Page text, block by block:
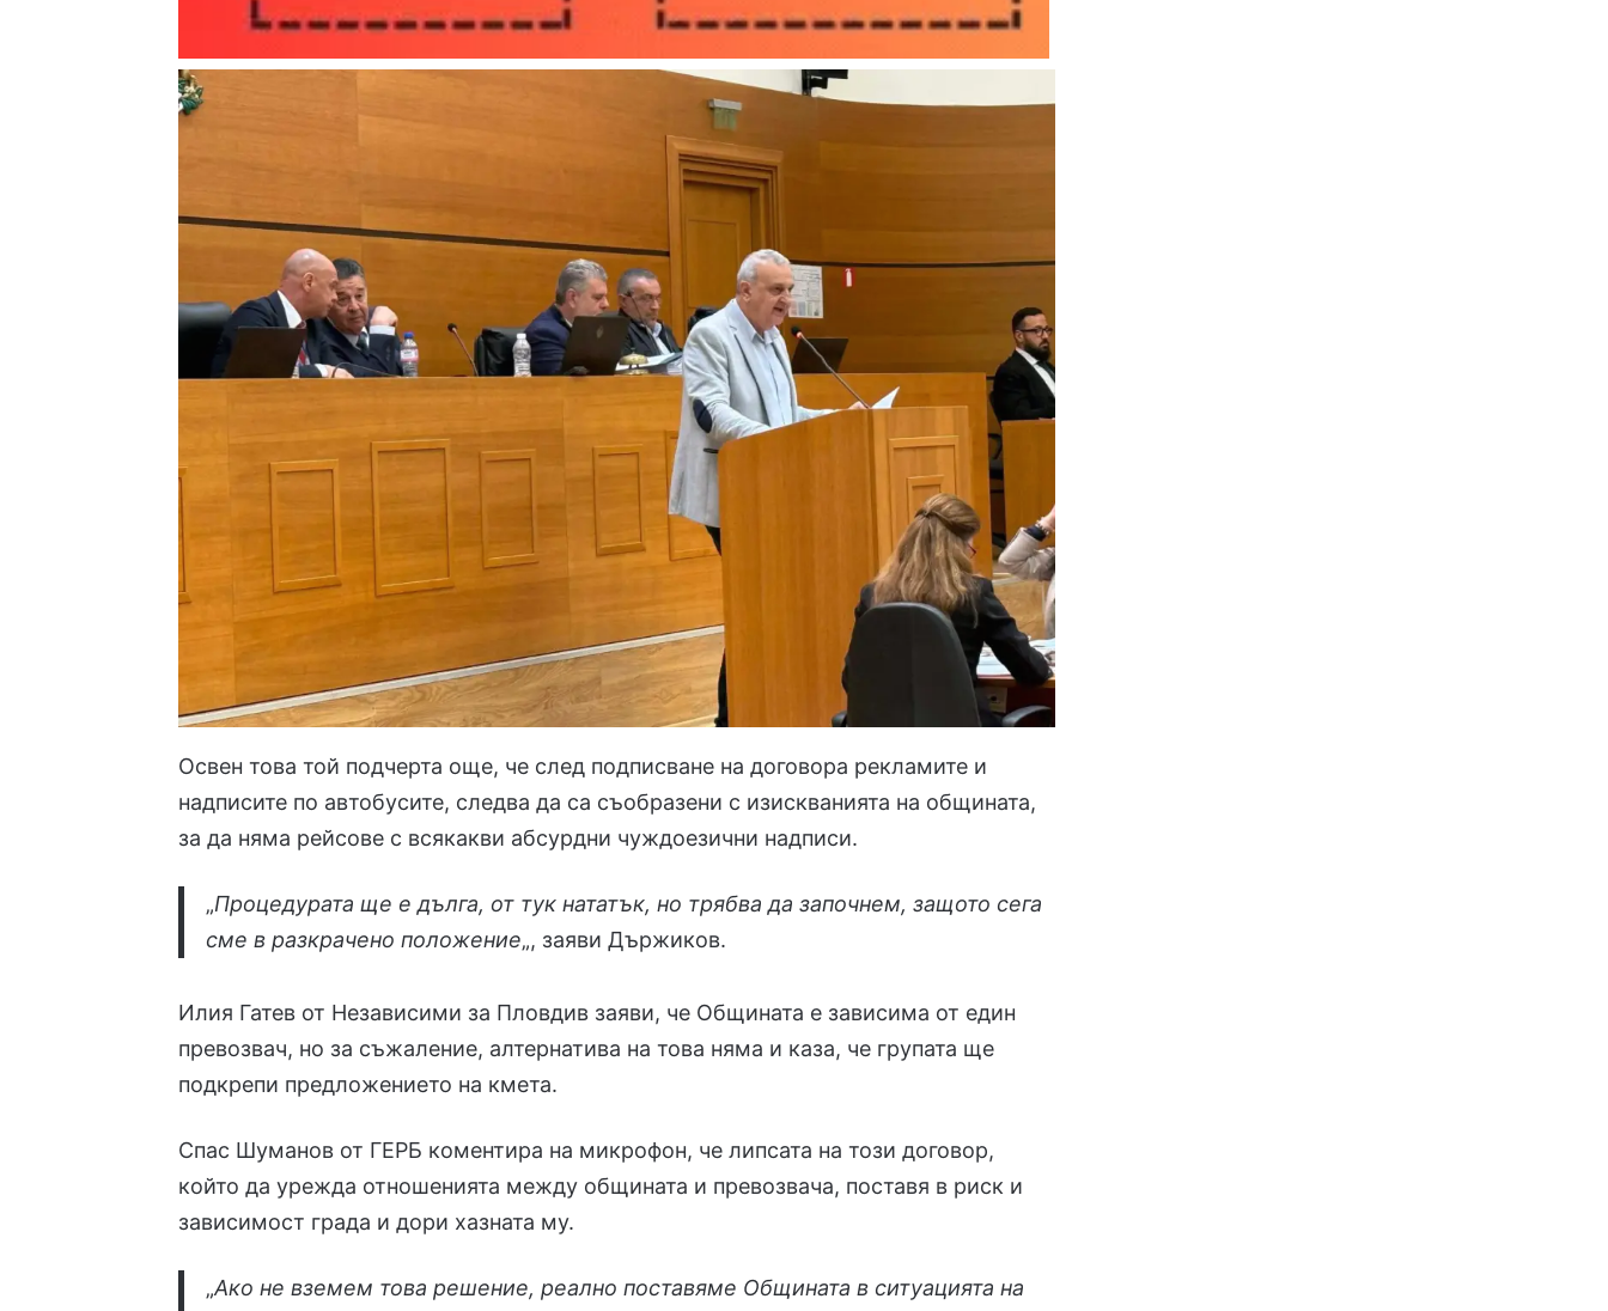
Освен това той подчерта още, че след подписване на договора рекламите и
надписите по автобусите, следва да са съобразени с изискванията на общината,
за да няма рейсове с всякакви абсурдни чуждоезични надписи.
„Процедурата ще е дълга, от тук нататък, но трябва да започнем, защото сега
сме в разкрачено положение„, заяви Държиков.
Илия Гатев от Независими за Пловдив заяви, че Общината е зависима от един
превозвач, но за съжаление, алтернатива на това няма и каза, че групата ще
подкрепи предложението на кмета.
Спас Шуманов от ГЕРБ коментира на микрофон, че липсата на този договор,
който да урежда отношенията между общината и превозвача, поставя в риск и
зависимост града и дори хазната му.
„Ако не вземем това решение, реално поставяме Общината в ситуацията на